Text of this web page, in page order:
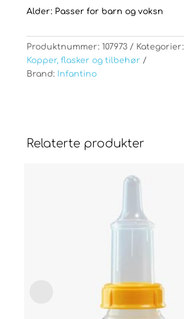
Alder: Passer for barn og voksn
Produktnummer: 107973 Kategorier:
Kopper, flasker og tilbehør
Brand:
Infantino
Relaterte produkter